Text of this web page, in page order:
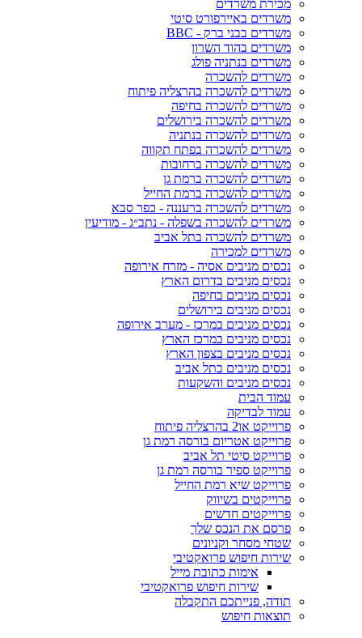
מכירת משרדים
משרדים באיירפורט סיטי
משרדים בבני ברק - BBC
משרדים בהוד השרון
משרדים בנתניה פולג
משרדים להשכרה
משרדים להשכרה בהרצליה פיתוח
משרדים להשכרה בחיפה
משרדים להשכרה בירושלים
משרדים להשכרה בנתניה
משרדים להשכרה בפתח תקווה
משרדים להשכרה ברחובות
משרדים להשכרה ברמת גן
משרדים להשכרה ברמת החייל
משרדים להשכרה ברעננה - כפר סבא
משרדים להשכרה בשפלה - נתב״ג - מודיעין
משרדים להשכרה בתל אביב
משרדים למכירה
נכסים מניבים אסיה - מזרח אירופה
נכסים מניבים בדרום הארץ
נכסים מניבים בחיפה
נכסים מניבים בירושלים
נכסים מניבים במרכז - מערב אירופה
נכסים מניבים במרכז הארץ
נכסים מניבים בצפון הארץ
נכסים מניבים בתל אביב
נכסים מניבים והשקעות
עמוד הבית
עמוד לבדיקה
פרוייקט או2 בהרצליה פיתוח
פרוייקט אטריום בורסה רמת גן
פרוייקט סיטי תל אביב
פרוייקט ספיר בורסה רמת גן
פרוייקט שיא רמת החייל
פרוייקטים בשיווק
פרוייקטים חדשים
פרסם את הנכס שלך
שטחי מסחר וקניונים
שירות חיפוש פרואקטיבי
אימות כתובת מייל
שירות חיפוש פרואקטיבי
תודה, פנייתכם התקבלה
תוצאות חיפוש